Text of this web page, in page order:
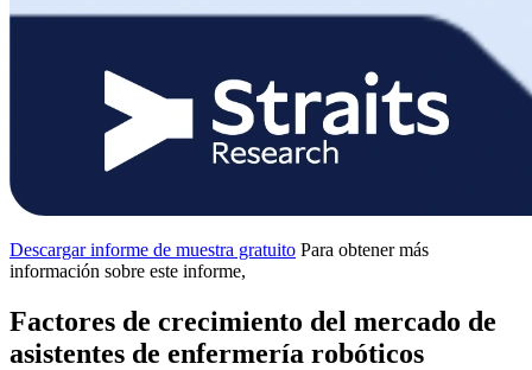
Descargar informe de muestra gratuito Para obtener más
información sobre este informe,
Factores de crecimiento del mercado de
asistentes de enfermería robóticos